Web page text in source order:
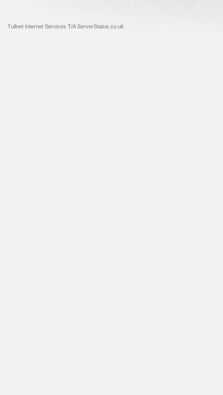
Tullnet Internet Services T/A ServerStatus.co.uk